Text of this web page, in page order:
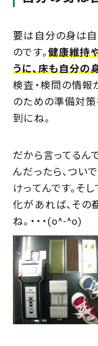
要は自分の身は自
のです。 健康維持
うに、床も自分の
検査・検問の情報
のための準備対策
到にね。
だから言ってるん
んだったら、つい
けってんです。そ
化があれば、その
ね。・・・(o^-^o)